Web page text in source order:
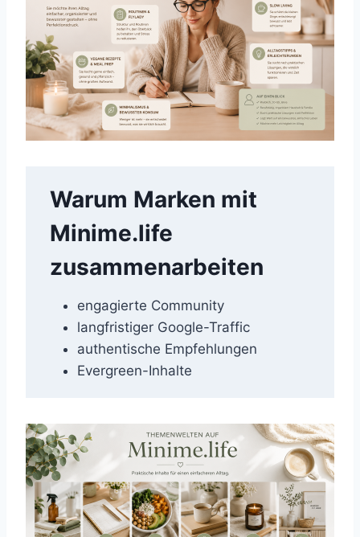
Warum Marken mit
Minime.life
zusammenarbeiten
engagierte Community
langfristiger Google-Traffic
authentische Empfehlungen
Evergreen-Inhalte